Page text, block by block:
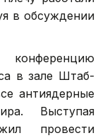
в обсуждении
в зале Штаб-
антиядерные
Выступая
провести